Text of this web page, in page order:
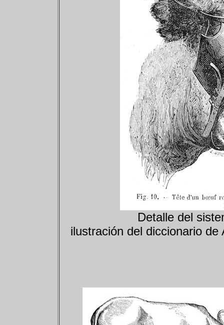
Detalle del
ilustración del diccionario